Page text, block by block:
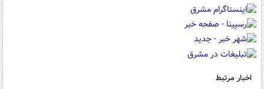
اخبار مرتبط